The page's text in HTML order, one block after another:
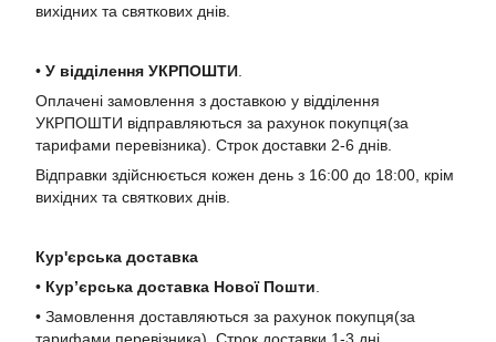
вихідних та святкових днів.
• У відділення УКРПОШТИ
Оплачені замовлення з доставкою у відділення
УКРПОШТИ відправляються за рахунок покупця(за
тарифами перевізника). Строк доставки 2-6 днів.
Відправки здійснюється кожен день з 16:00 до 18:00, крім
вихідних та святкових днів.
Кур'єрська доставка
• Кур’єрська доставка Нової Пошти
• Замовлення доставляються за рахунок покупця(за
тарифами перевізника). Строк доставки 1-3 дні.